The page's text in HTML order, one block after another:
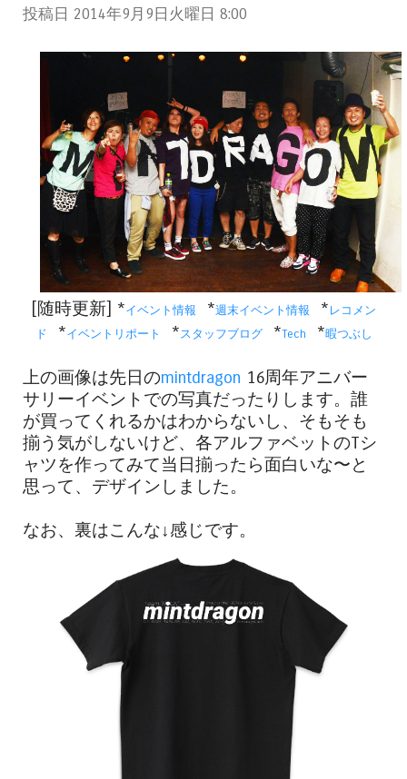
投稿日 2014年9月9日火曜日 8:00
[随時更新] *イベント情報*週末イベント情報*レコメン
ド
*イベントリポート *スタッフブログ*Tech *暇つぶし
上の画像は先日のmintdragon 16周年アニバー
サリーイベントでの写真だったりします。誰
が買ってくれるかはわからないし、そもそも
揃う気がしないけど、各アルファベットのTシ
ャツを作ってみて当日揃ったら面白いな〜と
思って、デザインしました。
なお、裏はこんな↓感じです。